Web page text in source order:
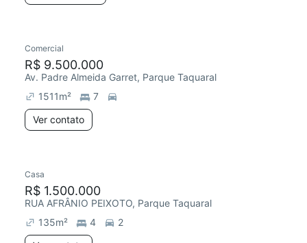
Comercial
R$ 9.500.000
Av. Padre Almeida Garret, Parque Taquaral
1511m²
7
Ver contato
Casa
R$ 1.500.000
RUA AFRÂNIO PEIXOTO, Parque Taquaral
135m² 4
2